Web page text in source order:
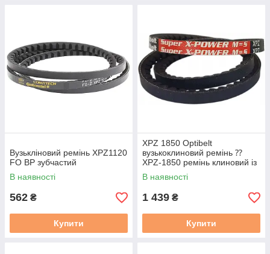
Вузькліновий ремінь XPZ1120
FO BP зубчастий
В наявності
562 ₴
Купити
XPZ 1850 Optibelt
вузькоклиновий ремінь ⁇
XPZ-1850 ремінь клиновий із
фасонним зубом
В наявності
1 439 ₴
Купити